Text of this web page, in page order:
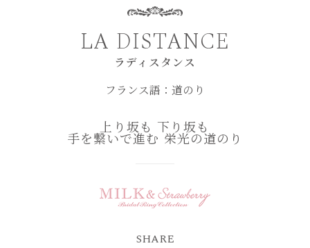
LA DISTANCE
ラディスタンス
フランス語：道のり
上り坂も 下り坂も
手を繋いで進む 栄光の道のり
SHARE